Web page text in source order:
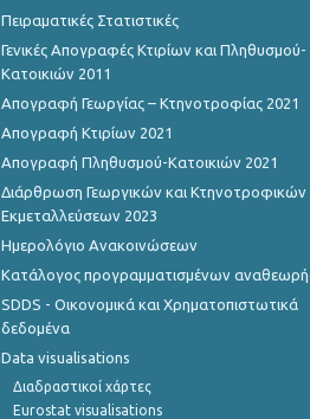
1o Τρίμηνο 2017
4o Τρίμηνο 2016
3o Τρίμηνο 2016
2o Τρίμηνο 2016
4o Τρίμηνο 2015
2o Τρίμηνο 2015
1o Τρίμηνο 2015
4o Τρίμηνο 2014
Πειραματικές Στατιστικές
Γενικές Απογραφές Κτιρίων και Πληθυσμού-
Κατοικιών 2011
Απογραφή Γεωργίας – Κτηνοτροφίας 2021
Απογραφή Κτιρίων 2021
Απογραφή Πληθυσμού-Κατοικιών 2021
Διάρθρωση Γεωργικών και Κτηνοτροφικών
Εκμεταλλεύσεων 2023
Ημερολόγιο Ανακοινώσεων
Κατάλογος προγραμματισμένων
SDDS - Οικονομικά και Χρηματοπιστωτικά
δεδομένα
Data visualisations
Διαδραστικοί χάρτες
Eurostat visualisations